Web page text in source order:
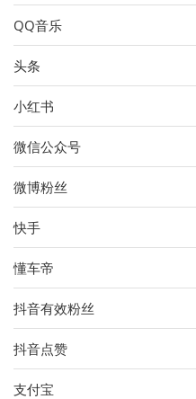
QQ音乐
头条
小红书
微信公众号
微博粉丝
快手
懂车帝
抖音有效粉丝
抖音点赞
支付宝